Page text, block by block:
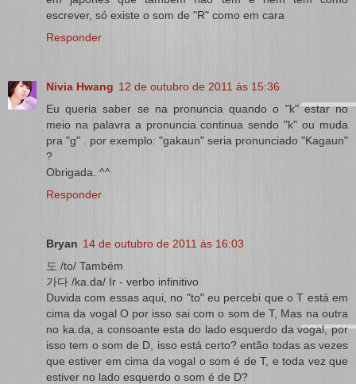
escrever, só existe o som de "R" como em cara
Responder
Nivia Hwang 12 de outubro de 2011 às 15:36
Eu queria saber se na pronuncia quando o "k" estar no
meio na palavra a pronuncia continua sendo "k" ou muda
pra "g" . por exemplo: "gakaun" seria pronunciado "Kagaun"
?
Obrigada. ^^
Responder
Bryan 14 de outubro de 2011 às 16:03
도 /to/ Também
가다 /ka.da/ Ir - verbo infinitivo
Duvida com essas aqui, no "to" eu percebi que o T está em
cima da vogal O por isso sai com o som de T, Mas na outra
no ka.da, a consoante esta do lado esquerdo da vogal, por
isso tem o som de D, isso está certo? então todas as vezes
que estiver em cima da vogal o som é de T, e toda vez que
estiver no lado esquerdo o som é de D?